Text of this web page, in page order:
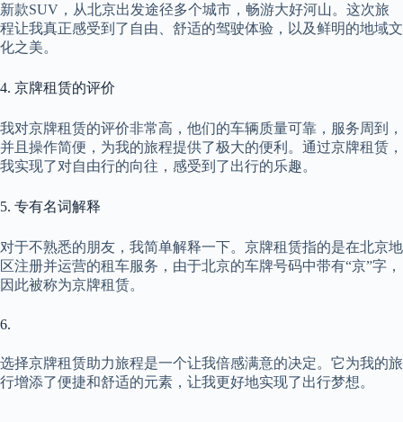
新款SUV，从北京出发途径多个城市，畅游大好河山。这次旅
程让我真正感受到了自由、舒适的驾驶体验，以及鲜明的地域文
化之美。
4. 京牌租赁的评价
我对京牌租赁的评价非常高，他们的车辆质量可靠，服务周到，
并且操作简便，为我的旅程提供了极大的便利。通过京牌租赁，
我实现了对自由行的向往，感受到了出行的乐趣。
5. 专有名词解释
对于不熟悉的朋友，我简单解释一下。京牌租赁指的是在北京地
区注册并运营的租车服务，由于北京的车牌号码中带有“京”字，
因此被称为京牌租赁。
6.
选择京牌租赁助力旅程是一个让我倍感满意的决定。它为我的旅
行增添了便捷和舒适的元素，让我更好地实现了出行梦想。